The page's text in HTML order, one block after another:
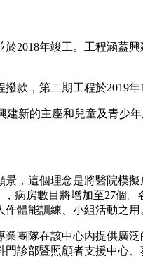
2018年竣工。工程涵蓋
款，第二期工程於2019年
新的主座和兒童及青
，這個理念是將醫院模
病房數目將增加至27個
體能訓練、小組活動之用
團隊在該中心內提供廣
診部暨照顧者支援中心